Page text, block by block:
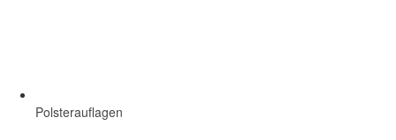
Polsterauflagen